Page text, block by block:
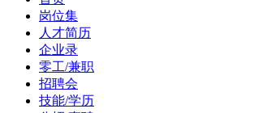
岗位集
人才简历
企业录
零工/兼职
招聘会
技能/学历